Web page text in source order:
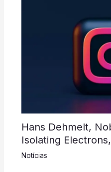
Hans Dehmelt,
Isolating
Notícias